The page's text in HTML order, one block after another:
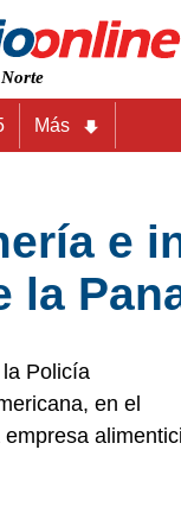
Más
e
la
Policía
en el